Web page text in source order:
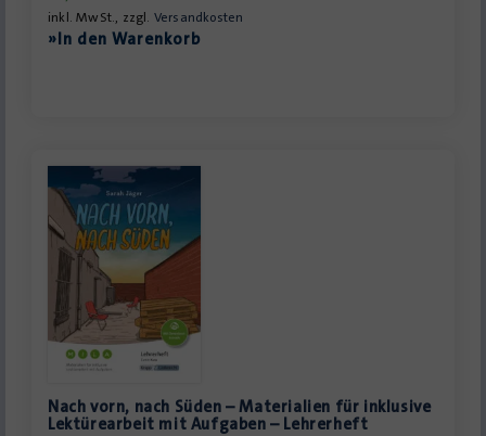
inkl. MwSt., zzgl. Versandkosten
»In den Warenkorb
Nach vorn, nach Süden – Materialien für inklusive
Lektürearbeit mit Aufgaben – Lehrerheft